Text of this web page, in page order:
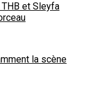
THB et Sleyfa
la scène